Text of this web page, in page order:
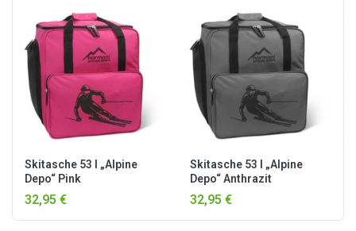
Skitasche 53 l „Alpine
Depo“ Pink
32,95 €
Skitasche 53 l „Alpine
Depo“ Anthrazit
32,95 €